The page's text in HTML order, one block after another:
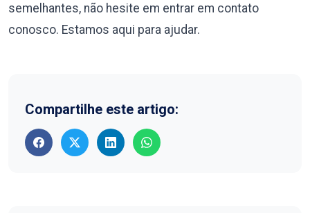
semelhantes, não hesite em entrar em contato
conosco. Estamos aqui para ajudar.
Compartilhe este artigo: